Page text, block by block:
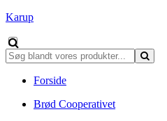
Karup
Forside
Brød Cooperativet